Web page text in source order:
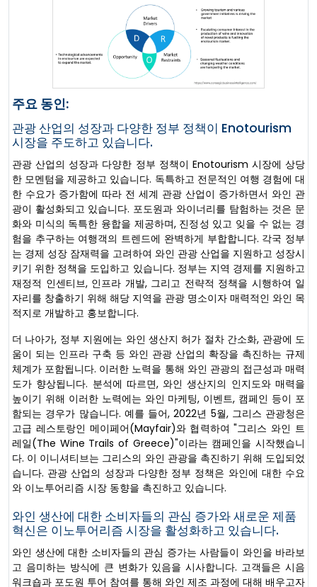
주요 동인:
관광 산업의 성장과 다양한 정부 정책이 Enotourism
시장을 주도하고 있습니다.
관광 산업의 성장과 다양한 정부 정책이 Enotourism 시장에 상당
한 모멘텀을 제공하고 있습니다. 독특하고 전문적인 여행 경험에 대
한 수요가 증가함에 따라 전 세계 관광 산업이 증가하면서 와인 관
광이 활성화되고 있습니다. 포도원과 와이너리를 탐험하는 것은 문
화와 미식의 독특한 융합을 제공하며, 진정성 있고 잊을 수 없는 경
험을 추구하는 여행객의 트렌드에 완벽하게 부합합니다. 각국 정부
는 경제 성장 잠재력을 고려하여 와인 관광 산업을 지원하고 성장시
키기 위한 정책을 도입하고 있습니다. 정부는 지역 경제를 지원하고
재정적 인센티브, 인프라 개발, 그리고 전략적 정책을 시행하여 일
자리를 창출하기 위해 해당 지역을 관광 명소이자 매력적인 와인 목
적지로 개발하고 홍보합니다.
더 나아가, 정부 지원에는 와인 생산지 허가 절차 간소화, 관광에 도
움이 되는 인프라 구축 등 와인 관광 산업의 확장을 촉진하는 규제
체계가 포함됩니다. 이러한 노력을 통해 와인 관광의 접근성과 매력
도가 향상됩니다. 분석에 따르면, 와인 생산지의 인지도와 매력을
높이기 위해 이러한 노력에는 와인 마케팅, 이벤트, 캠페인 등이 포
함되는 경우가 많습니다. 예를 들어, 2022년 5월, 그리스 관광청은
고급 레스토랑인 메이페어(Mayfair)와 협력하여 "그리스 와인 트
레일(The Wine Trails of Greece)"이라는 캠페인을 시작했습니
다. 이 이니셔티브는 그리스의 와인 관광을 촉진하기 위해 도입되었
습니다. 관광 산업의 성장과 다양한 정부 정책은 와인에 대한 수요
와 이노투어리즘 시장 동향을 촉진하고 있습니다.
와인 생산에 대한 소비자들의 관심 증가와 새로운 제품
혁신은 이노투어리즘 시장을 활성화하고 있습니다.
와인 생산에 대한 소비자들의 관심 증가는 사람들이 와인을 바라보
고 음미하는 방식에 큰 변화가 있음을 시사합니다. 고객들은 시음
워크숍과 포도원 투어 참여를 통해 와인 제조 과정에 대해 배우고자